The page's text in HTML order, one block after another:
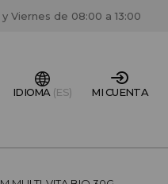
Viernes de 08:00 a 13:00
MI CUENTA
IDIOMA (ES)